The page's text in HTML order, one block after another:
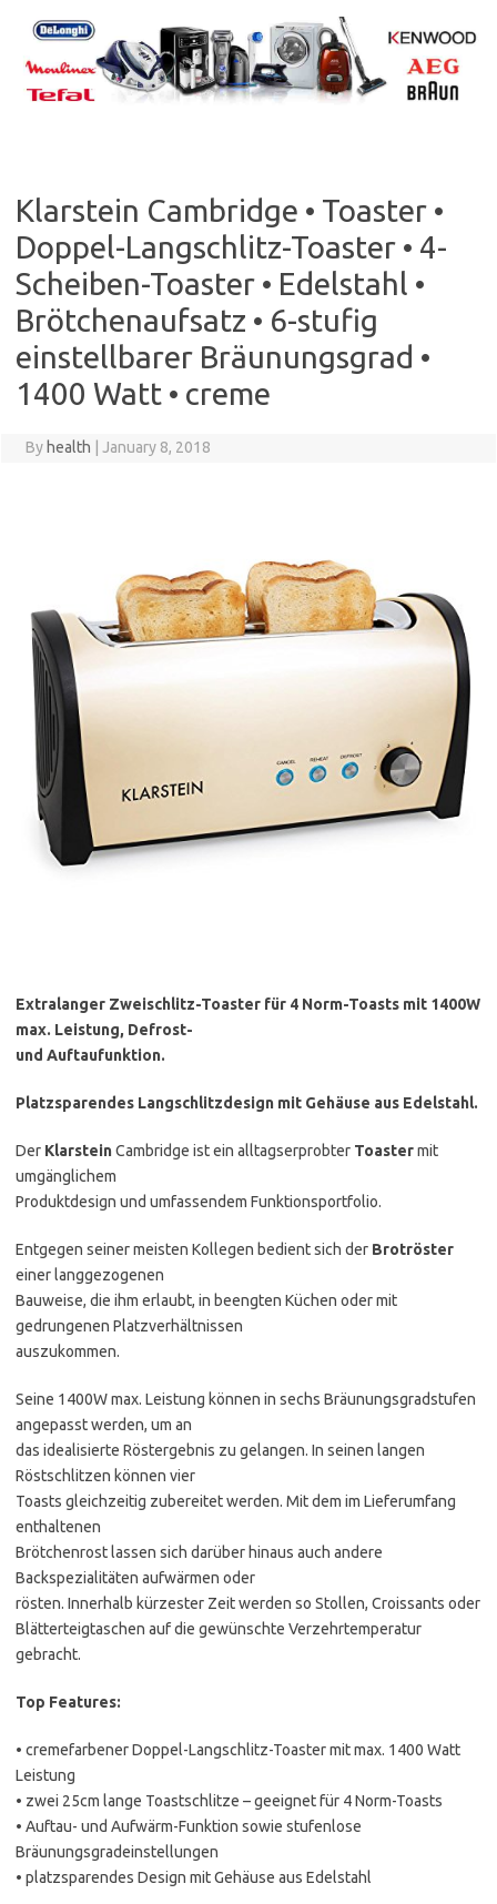
content
Klarstein Cambridge • Toaster •
Doppel-Langschlitz-Toaster • 4-
Scheiben-Toaster • Edelstahl •
Brötchenaufsatz • 6-stufig
einstellbarer Bräunungsgrad •
1400 Watt • creme
By health January 8, 2018
Extralanger Zweischlitz-Toaster für 4 Norm-Toasts mit 1400W
max. Leistung, Defrost-
und Auftaufunktion.
Platzsparendes Langschlitzdesign mit Gehäuse aus Edelstahl.
Der KlarsteinCambridge ist ein alltagserprobter Toastermit
umgänglichem
Produktdesign und umfassendem Funktionsportfolio.
Entgegen seiner meisten Kollegen bedient sich der Brotröster
einer langgezogenen
Bauweise, die ihm erlaubt, in beengten Küchen oder mit
gedrungenen Platzverhältnissen
auszukommen.
Seine 1400W max. Leistung können in sechs Bräunungsgradstufen
angepasst werden, um an
das idealisierte Röstergebnis zu gelangen. In seinen langen
Röstschlitzen können vier
Toasts gleichzeitig zubereitet werden. Mit dem im Lieferumfang
enthaltenen
Brötchenrost lassen sich darüber hinaus auch andere
Backspezialitäten aufwärmen oder
rösten. Innerhalb kürzester Zeit werden so Stollen, Croissants oder
Blätterteigtaschen auf die gewünschte Verzehrtemperatur
gebracht.
Top Features:
• cremefarbener Doppel-Langschlitz-Toaster mit max. 1400 Watt
Leistung
• zwei 25cm lange Toastschlitze – geeignet für 4 Norm-Toasts
• Auftau- und Aufwärm-Funktion sowie stufenlose
Bräunungsgradeinstellungen
• platzsparendes Design mit Gehäuse aus Edelstahl